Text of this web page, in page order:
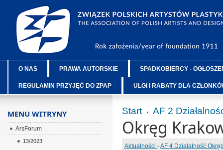
O NAS PRAWA AUTORSKIE SPADKOBIERCY -
REGULAMIN PRZYJĘĆ DO ZPAP ULGI i RABATY DLA
Start AF 2
Okręg
Aktualności -AF 4 Działalność
MENU WITRYNY
ArsForum
13/2023